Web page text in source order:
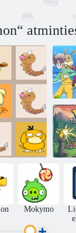
Mokymo